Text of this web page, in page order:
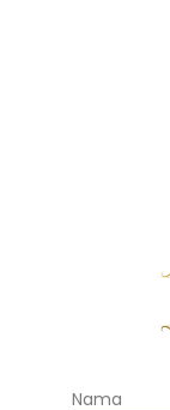
Nama